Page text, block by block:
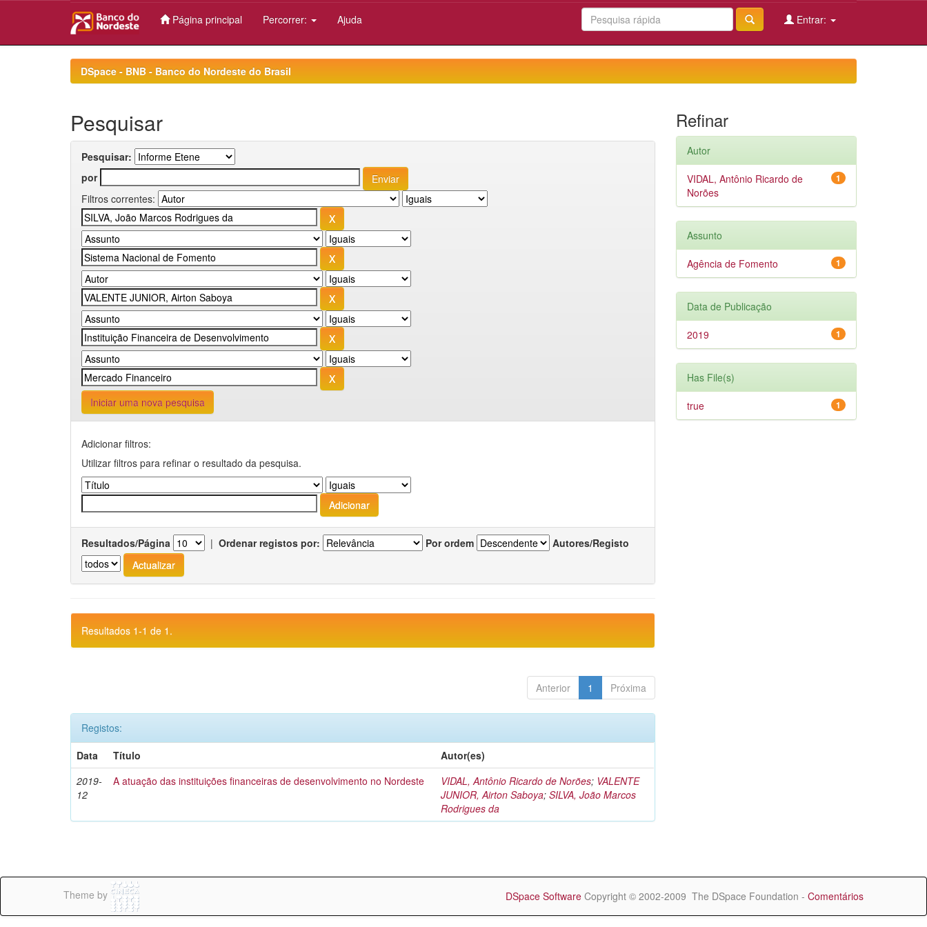
Página principal Percorrer: Ajuda Entrar:
DSpace - BNB - Banco do Nordeste do Brasil
Pesquisar
Pesquisar:
por
Filtros correntes:
Iniciar uma nova pesquisa
Adicionar filtros:
Utilizar filtros para refinar o resultado da pesquisa.
Resultados/Página | Ordenar registos por: Por ordem Autores/Registo
Resultados 1-1 de 1.
Anterior 1 Próxima
Registos:
Data
Título
Autor(es)
2019-
12
A atuação das instituições financeiras de desenvolvimento no Nordeste VIDAL, Antônio Ricardo de Norões; VALENTE
JUNIOR, Airton Saboya;SILVA, João Marcos
Rodrigues da
Refinar
Autor
1
VIDAL, Antônio Ricardo de
Norões
Assunto
1
Agência de Fomento
Data de Publicação
1
2019
Has File(s)
1
true
Theme by DSpace Software Copyright © 2002-2009 The DSpace Foundation - Comentários